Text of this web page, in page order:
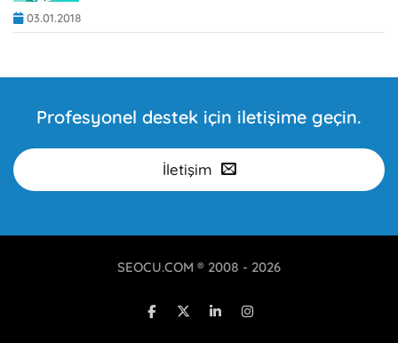
03.01.2018
Profesyonel destek için iletişime geçin.
İletişim
SEOCU.COM ® 2008 - 2026